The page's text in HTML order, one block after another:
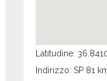
Latitudine:
Indirizzo: SP 81